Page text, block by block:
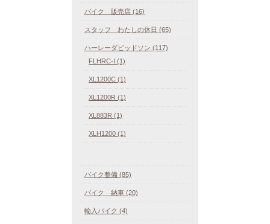
バイク 販売店 (16)
スタッフ わたしの休日 (65)
ハーレーダビッドソン (117)
FLHRC-I (1)
XL1200C (1)
XL1200R (1)
XL883R (1)
XLH1200 (1)
バイク整備 (85)
バイク 納車 (20)
輸入バイク (4)